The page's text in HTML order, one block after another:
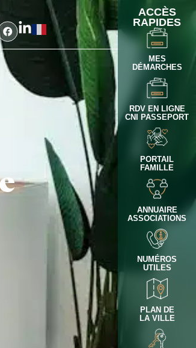
ACCÈS
RAPIDES
MES
DÉMARCHES
RDV EN LIGNE
CNI PASSEPORT
PORTAIL
FAMILLE
ANNUAIRE
ASSOCIATIONS
NUMÉROS
UTILES
PLAN DE
LA VILLE